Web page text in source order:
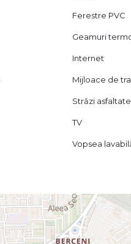
Ferestre PVC
Geamuri
Internet
Mijloace de
Străzi asfaltate
TV
Vopsea